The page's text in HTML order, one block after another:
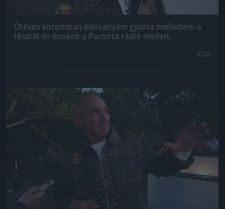
Ötéves koromban édesanyám gyúrta mellettem a
tésztát és énekelt a Pacsirta rádió mellett.
Jön még kép!